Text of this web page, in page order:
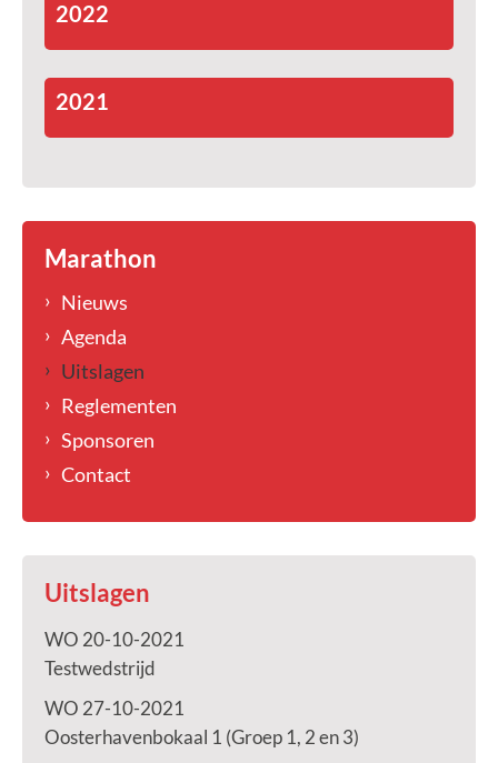
2022
2021
Marathon
Nieuws
Agenda
Uitslagen
Reglementen
Sponsoren
Contact
Uitslagen
WO 20-10-2021
Testwedstrijd
WO 27-10-2021
Oosterhavenbokaal 1 (Groep 1, 2 en 3)